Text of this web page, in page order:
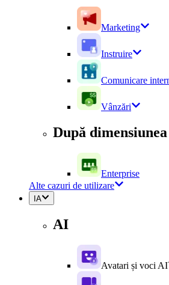
Marketing
Instruire
Comunicare
Vânzări
După
Enterprise
Alte cazuri de utilizare
IA
AI
Avatari și voci AI